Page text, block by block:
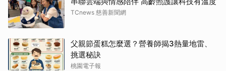
TCnews 慈善新聞網
父親節蛋糕怎麼選？營養師揭3熱量地雷、
挑選秘訣
桃園電子報